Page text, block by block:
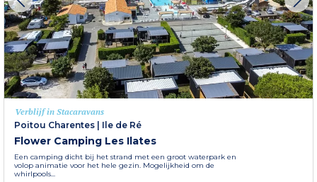
Verblijf in Stacaravans
Poitou Charentes | Ile de Ré
Flower Camping Les Ilates
Een camping dicht bij het strand met een groot waterpark en
volop animatie voor het hele gezin. Mogelijkheid om de
whirlpools...